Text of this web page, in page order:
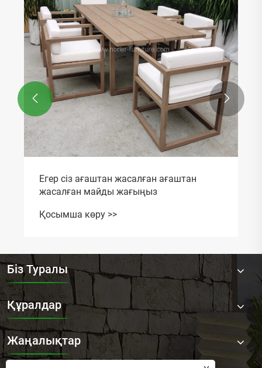
Егер сіз ағаштан жасалған ағаштан
жасалған майды жағыңыз
Қосымша көру >>
 
Біз Туралы
Құралдар
Жаңалықтар